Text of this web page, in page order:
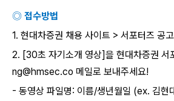
◎ 접수방법
1. 현대차증권 채용 사이트 > 서포터즈 공
2. [30초 자기소개 영상]을 현대차증권 서
ng@hmsec.co 메일로 보내주세요!
- 동영상 파일명: 이름/생년월일 (ex. 김현